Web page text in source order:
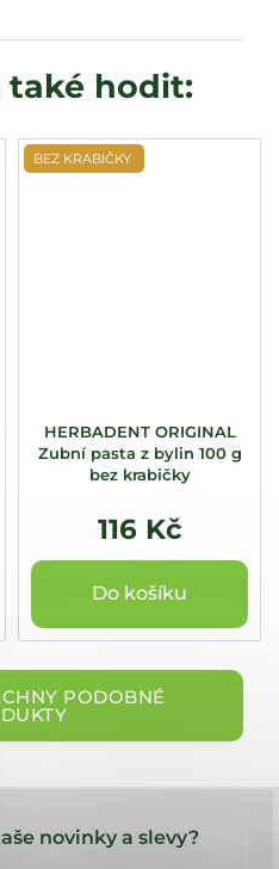
BEZ KRABIČKY
HERBADENT ORIGINAL
Zubní pasta z bylin 100 g
bez krabičky
116 Kč
Do košíku
PODOBNÉ
novinky a slevy?